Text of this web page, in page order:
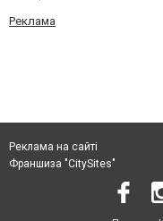
Реклама
Реклама на сайті
Франшиза "CitySites"